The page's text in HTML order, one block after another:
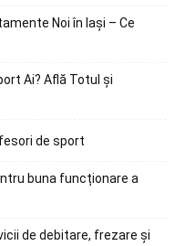
Noi în Iași – Ce
Ai? Află Totul și
de sport
buna funcționare a
de debitare, frezare și